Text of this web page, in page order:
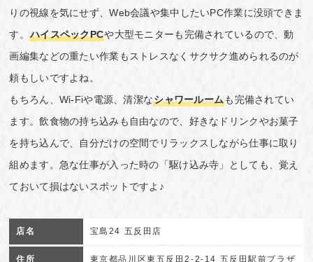
りの視線を気にせず、Web会議や集中したいPC作業に没頭できま
す。ハイスペックPCや大型モニターも完備されているので、動
画編集などの重たい作業もストレスなくサクサク進められるのが
頼もしいですよね。
もちろん、Wi-Fiや電源、清潔なシャワールームも完備されてい
ます。飲食物の持ち込みも自由なので、好きなドリンクやお菓子
を持ち込んで、自分だけの空間でリラックスしながら仕事に取り
組めます。急な仕事が入った時の「駆け込み寺」としても、覚え
ておいて損はないスポットですよ♪
店名 宝島24 五反田店
住所 東京都品川区東五反田2-2-14 五反田駅前プラザ